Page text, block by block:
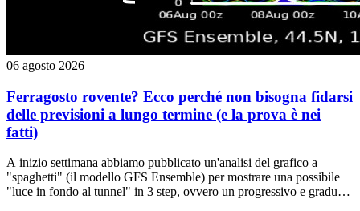
06 agosto 2026
Ferragosto rovente? Ecco perché non bisogna fidarsi
delle previsioni a lungo termine (e la prova è nei
fatti)
A inizio settimana abbiamo pubblicato un'analisi del grafico a
"spaghetti" (il modello GFS Ensemble) per mostrare una possibile
"luce in fondo al tunnel" in 3 step, ovvero un progressivo e graduale